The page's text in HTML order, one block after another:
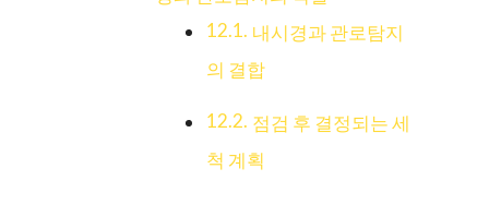
내시경과 관로탐지
의 결합
점검 후 결정되는 세
척 계획